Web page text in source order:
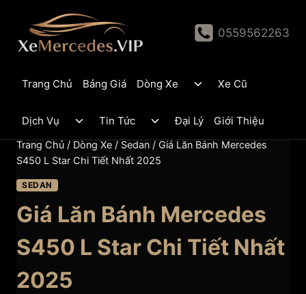
content
0559562263
Trang Chủ Bảng Giá Dòng Xe
ToggleXe Cũ
Dịch Vụ
Toggle
menu
Tin Tức
Toggle
menu
Đại Lý Giới Thiệu
Trang Chủ / Dòng Xe / Sedan / Giá Lăn Bánh Mercedes
S450 L Star Chi Tiết Nhất 2025
SEDAN
Giá Lăn Bánh Mercedes
S450 L Star Chi Tiết Nhất
2025